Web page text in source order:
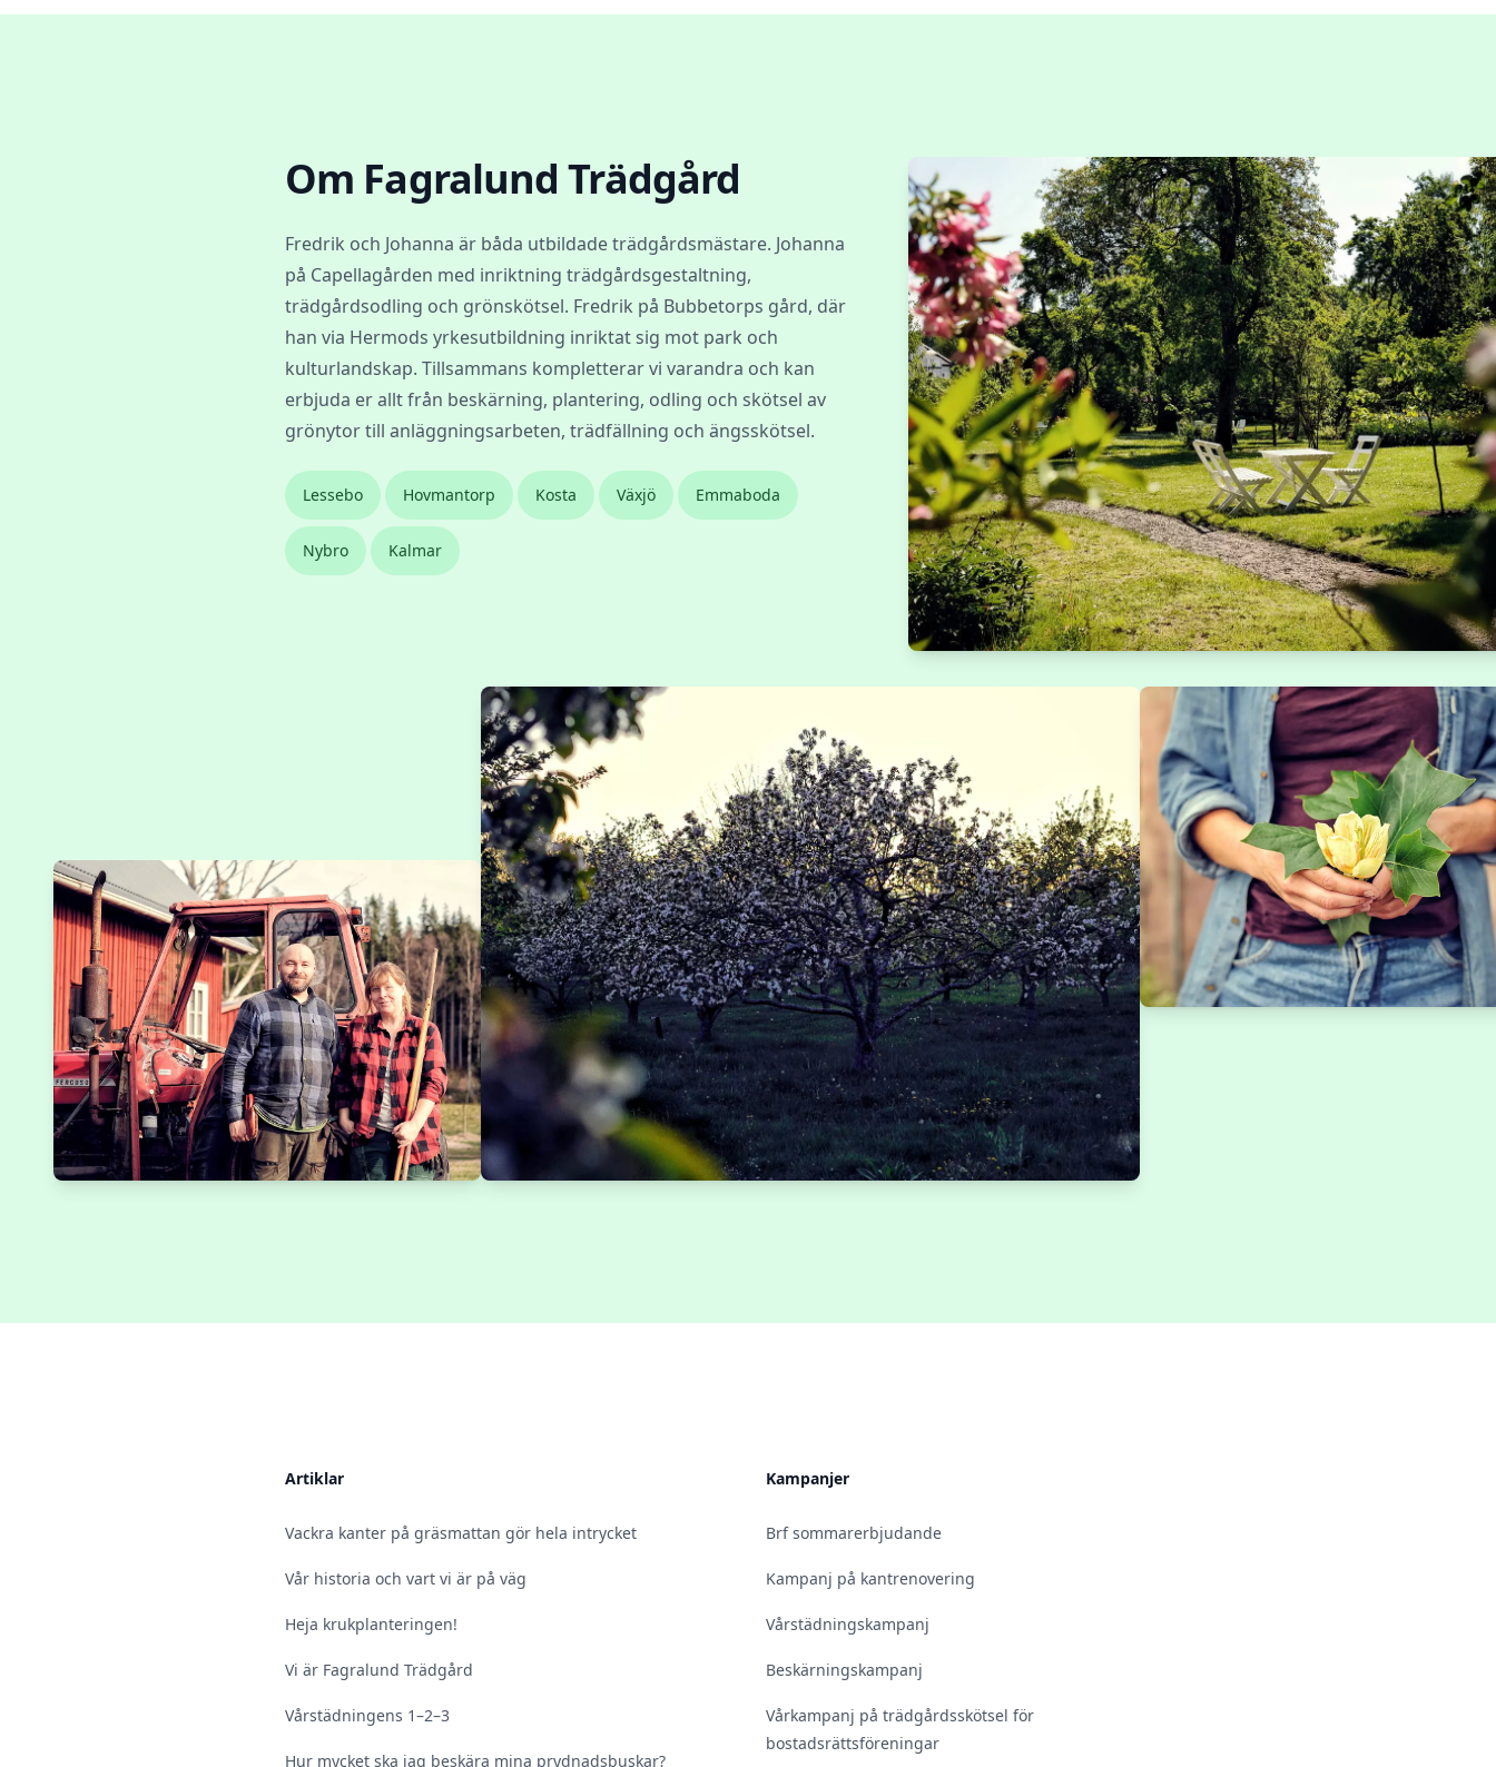
Om Fagralund Trädgård
Fredrik och Johanna är båda utbildade trädgårdsmästare. Johanna
på Capellagården med inriktning trädgårdsgestaltning,
trädgårdsodling och grönskötsel. Fredrik på Bubbetorps gård, där
han via Hermods yrkesutbildning inriktat sig mot park och
kulturlandskap. Tillsammans kompletterar vi varandra och kan
erbjuda er allt från beskärning, plantering, odling och skötsel av
grönytor till anläggningsarbeten, trädfällning och ängsskötsel.
Lessebo Hovmantorp Kosta Växjö Emmaboda
Nybro Kalmar
Artiklar
Vackra kanter på gräsmattan gör hela intrycket
Vår historia och vart vi är på väg
Heja krukplanteringen!
Vi är Fagralund Trädgård
Vårstädningens 1–2–3
Hur mycket ska jag beskära mina prydnadsbuskar?
Kampanjer
Brf sommarerbjudande
Kampanj på kantrenovering
Vårstädningskampanj
Beskärningskampanj
Vårkampanj på trädgårdsskötsel för
bostadsrättsföreningar